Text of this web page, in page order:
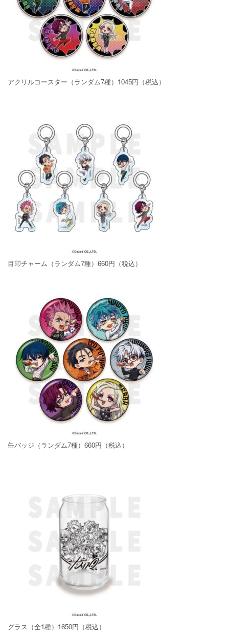
アクリルコースター（ランダム7種）1045円（税込）
目印チャーム（ランダム7種）660円（税込）
缶バッジ（ランダム7種）660円（税込）
グラス（全1種）1650円（税込）